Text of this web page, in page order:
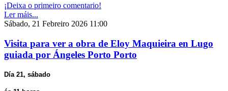
¡Deixa o primeiro comentario!
Ler máis...
Sábado, 21 Febreiro 2026 11:00
Visita para ver a obra de Eloy Maquieira en Lugo
guiada por Ángeles Porto Porto
Día 21, sábado